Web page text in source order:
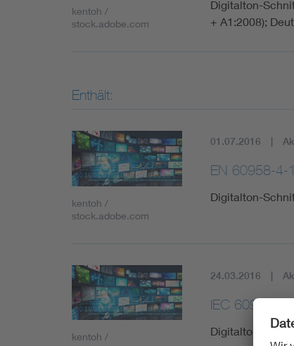
kentoh /
stock.adobe.com
Digitalton-
+ A1:2008);
Enthält:
kentoh /
stock.adobe.com
01.07.2016
EN 60958-4-
Digitalton-
kentoh /
24.03.2016
IEC 60958-4-
Digitalton-